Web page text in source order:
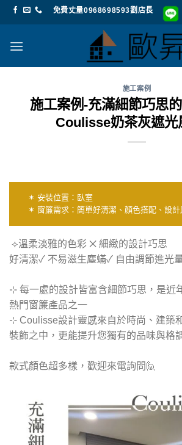
Skip
to
免費丈量0968698593劉店長
施工案例
施工案例-充滿細節巧思
Coulisse奶茶灰遮光
✶ 安裝位置：臥室
✶ 窗簾需求：簡單好清潔、顏色搭配、設計
⟡溫柔淡雅的色彩 ✕ 細緻的設計巧思
好清潔✓ 不易滋生塵蟎✓ 自由調節進光
⊹ 每一處的設計皆富含細節巧思，是近
熱門窗簾產品之一
⊹ Coulisse設計靈感來自於時尚、建築
裝飾之中，更能提升您獨有的品味與格
款式顏色超多樣，歡迎來電詢問🙋